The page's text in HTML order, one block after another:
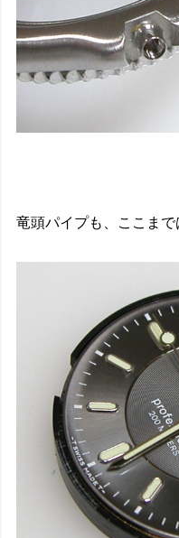
竜頭パイプも、ここまで